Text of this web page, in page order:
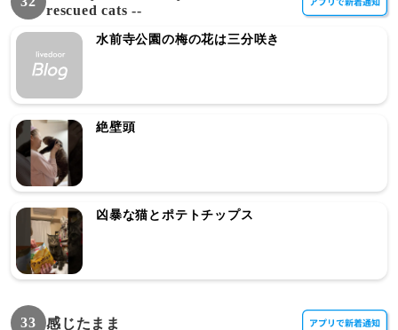
rescued cats --
水前寺公園の梅の花は三分咲き
絶壁頭
凶暴な猫とポテトチップス
33 感じたまま